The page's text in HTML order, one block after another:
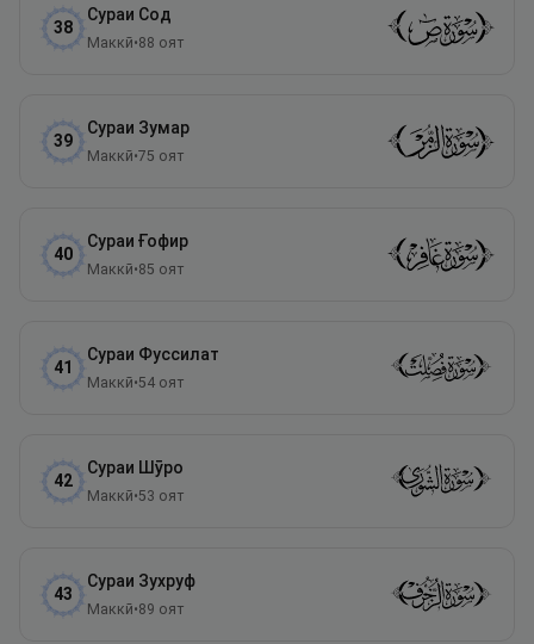
38
Сураи Сод
Маккӣ•88 оят
39
Сураи Зумар
Маккӣ•75 оят
40
Сураи Ғофир
Маккӣ•85 оят
41
Сураи Фуссилат
Маккӣ•54 оят
42
Сураи Шӯро
Маккӣ•53 оят
43
Сураи Зухруф
Маккӣ•89 оят